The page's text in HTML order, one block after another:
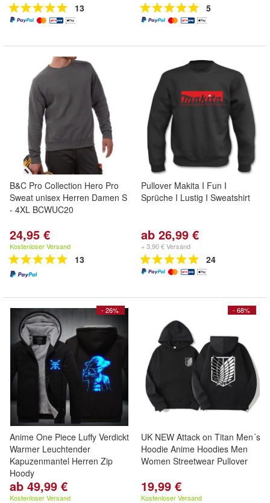
13 5
B&C Pro Collection Hero Pro
Sweat unisex Herren Damen S
- 4XL BCWUC20
24,95 €
Kostenloser Versand
13
Pullover Makita I Fun I
Sprüche I Lustig I Sweatshirt
ab 26,99 €
+ 3,90 € Versand
24
- 26%
Anime One Piece Luffy Verdickt
Warmer Leuchtender
Kapuzenmantel Herren Zip
Hoody
ab 49,99 €
Kostenloser Versand
- 68%
UK NEW Attack on Titan Men´s
Hoodie Anime Hoodies Men
Women Streetwear Pullover
19,99 €
Kostenloser Versand